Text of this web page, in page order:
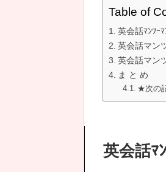
Table of
英会話ﾏﾝﾂｰ
英会話マン
英会話マン
ま と め
★次の
英会話ﾏ